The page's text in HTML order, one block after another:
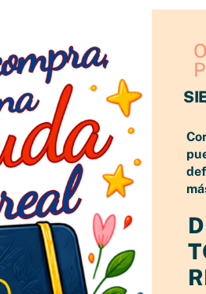
comprarlo con tan solo un